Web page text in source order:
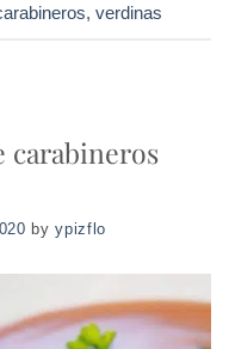
, verdinas
carabineros
byypizflo